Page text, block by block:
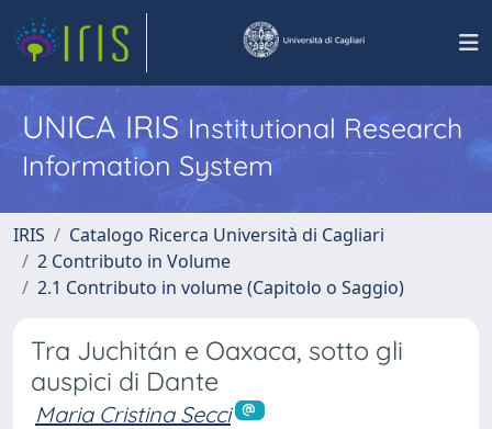
UNICA IRISInstitutional Research
Information System
IRIS
Catalogo Ricerca Università di Cagliari
2 Contributo in Volume
2.1 Contributo in volume (Capitolo o Saggio)
Tra Juchitán e Oaxaca, sotto gli
auspici di Dante
Maria Cristina Secci